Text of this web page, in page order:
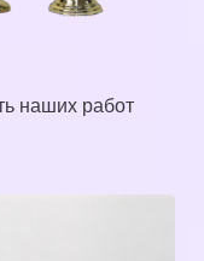
наших работ